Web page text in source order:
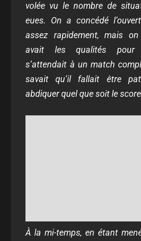
volée vu le nombre de
eues. On a concédé
assez rapidement, mais on
avait les qualités pour
s’attendait à un match
savait qu’il fallait être
abdiquer quel que soit le
À la mi-temps, en étant